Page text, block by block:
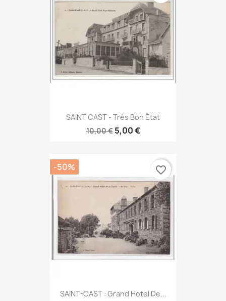
SAINT CAST - Très Bon État
10,00 € 5,00 €
SAINT-CAST : Grand Hotel De...
-50% favorite_border